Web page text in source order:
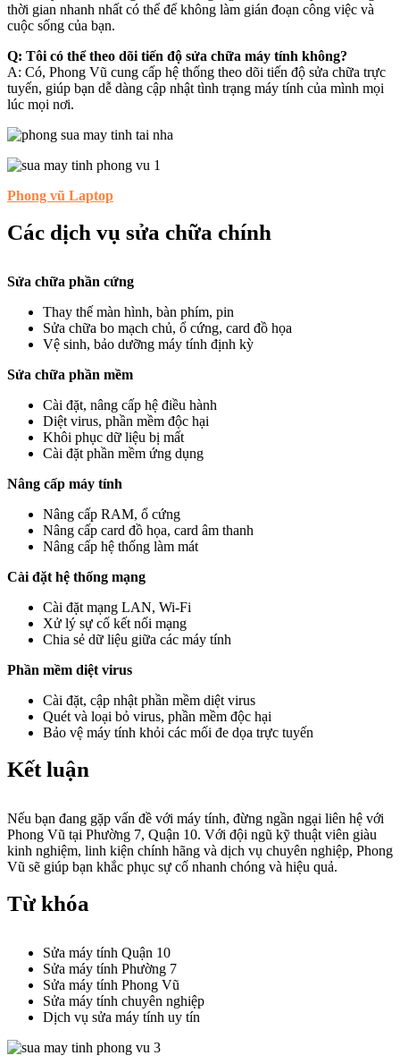
thời gian nhanh nhất có thể để không làm gián đoạn công việc và
cuộc sống của bạn.
Q: Tôi có thể theo dõi tiến độ sửa chữa máy tính không?
A: Có, Phong Vũ cung cấp hệ thống theo dõi tiến độ sửa chữa trực
tuyến, giúp bạn dễ dàng cập nhật tình trạng máy tính của mình mọi
lúc mọi nơi.
Phong vũ Laptop
Các dịch vụ sửa chữa chính
Sửa chữa phần cứng
Thay thế màn hình, bàn phím, pin
Sửa chữa bo mạch chủ, ổ cứng, card đồ họa
Vệ sinh, bảo dưỡng máy tính định kỳ
Sửa chữa phần mềm
Cài đặt, nâng cấp hệ điều hành
Diệt virus, phần mềm độc hại
Khôi phục dữ liệu bị mất
Cài đặt phần mềm ứng dụng
Nâng cấp máy tính
Nâng cấp RAM, ổ cứng
Nâng cấp card đồ họa, card âm thanh
Nâng cấp hệ thống làm mát
Cài đặt hệ thống mạng
Cài đặt mạng LAN, Wi-Fi
Xử lý sự cố kết nối mạng
Chia sẻ dữ liệu giữa các máy tính
Phần mềm diệt virus
Cài đặt, cập nhật phần mềm diệt virus
Quét và loại bỏ virus, phần mềm độc hại
Bảo vệ máy tính khỏi các mối đe dọa trực tuyến
Kết luận
Nếu bạn đang gặp vấn đề với máy tính, đừng ngần ngại liên hệ với
Phong Vũ tại Phường 7, Quận 10. Với đội ngũ kỹ thuật viên giàu
kinh nghiệm, linh kiện chính hãng và dịch vụ chuyên nghiệp, Phong
Vũ sẽ giúp bạn khắc phục sự cố nhanh chóng và hiệu quả.
Từ khóa
Sửa máy tính Quận 10
Sửa máy tính Phường 7
Sửa máy tính Phong Vũ
Sửa máy tính chuyên nghiệp
Dịch vụ sửa máy tính uy tín